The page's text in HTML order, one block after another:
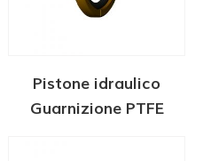
Pistone idraulico
Guarnizione PTFE